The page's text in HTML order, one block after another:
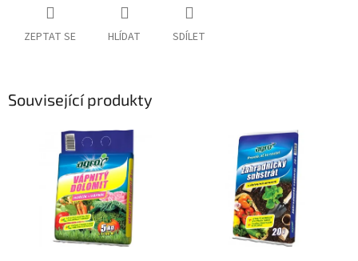
ZEPTAT SE HLÍDAT SDÍLET
Související produkty